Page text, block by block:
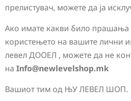
прелистувач, можете да ја
Ако имате какви било прашања
користењето на вашите лични
левел ДООЕЛ , можете да не
на Info@newlevelshop.mk
Вашиот тим од ЊУ ЛЕВЕЛ ШОП.